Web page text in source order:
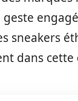
sneakers
dans